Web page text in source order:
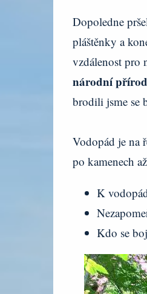
Dopoledne
pláštěnky a
vzdálenost pro
národní
brodili jsme se
Vodopád je na
po kamenech
K
Kdo se